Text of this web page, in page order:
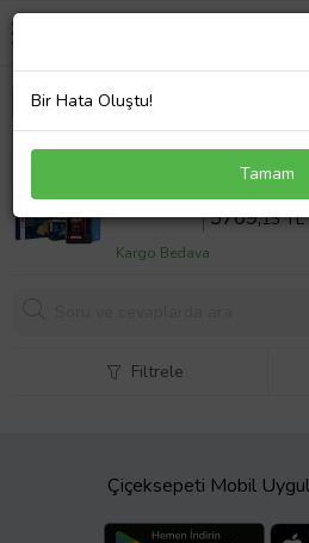
BOSCH Citroen Berlingo
Bakım Seti Motul Motor
Sepette %14
5709,13 TL
Kargo Bedava
Filtrele
Çiçeksepeti Mobil
Bir Hata Oluştu!
Tamam